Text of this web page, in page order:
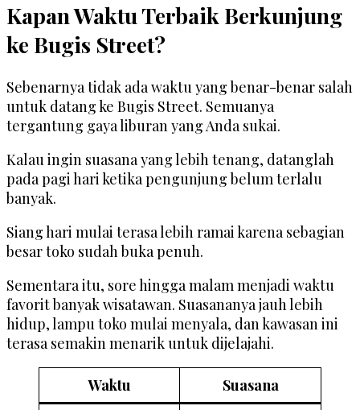
Kapan Waktu Terbaik Berkunjung
ke Bugis Street?
Sebenarnya tidak ada waktu yang benar-benar salah
untuk datang ke Bugis Street. Semuanya
tergantung gaya liburan yang Anda sukai.
Kalau ingin suasana yang lebih tenang, datanglah
pada pagi hari ketika pengunjung belum terlalu
banyak.
Siang hari mulai terasa lebih ramai karena sebagian
besar toko sudah buka penuh.
Sementara itu, sore hingga malam menjadi waktu
favorit banyak wisatawan. Suasananya jauh lebih
hidup, lampu toko mulai menyala, dan kawasan ini
terasa semakin menarik untuk dijelajahi.
Waktu Suasana